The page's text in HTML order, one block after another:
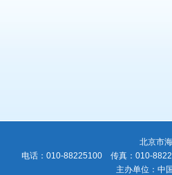
北京市
电话：010-88225100 传真：010-
主办单位：中